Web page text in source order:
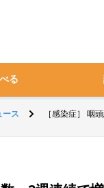
る
ース ［感染症］ 咽